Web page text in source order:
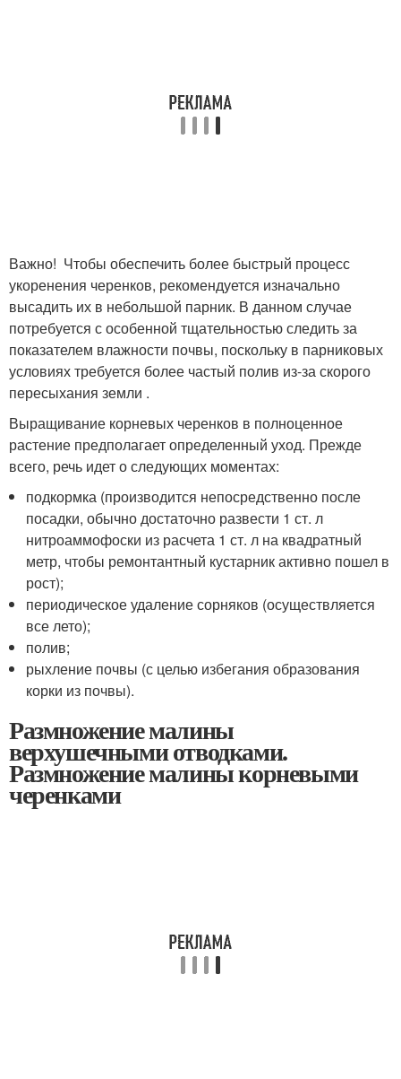
Важно! Чтобы обеспечить более быстрый процесс
укоренения черенков, рекомендуется изначально
высадить их в небольшой парник. В данном случае
потребуется с особенной тщательностью следить за
показателем влажности почвы, поскольку в парниковых
условиях требуется более частый полив из-за скорого
пересыхания земли .
Выращивание корневых черенков в полноценное
растение предполагает определенный уход. Прежде
всего, речь идет о следующих моментах:
подкормка (производится непосредственно после
посадки, обычно достаточно развести 1 ст. л
нитроаммофоски из расчета 1 ст. л на квадратный
метр, чтобы ремонтантный кустарник активно пошел в
рост);
периодическое удаление сорняков (осуществляется
все лето);
полив;
рыхление почвы (с целью избегания образования
корки из почвы).
Размножение малины
верхушечными отводками.
Размножение малины корневыми
черенками